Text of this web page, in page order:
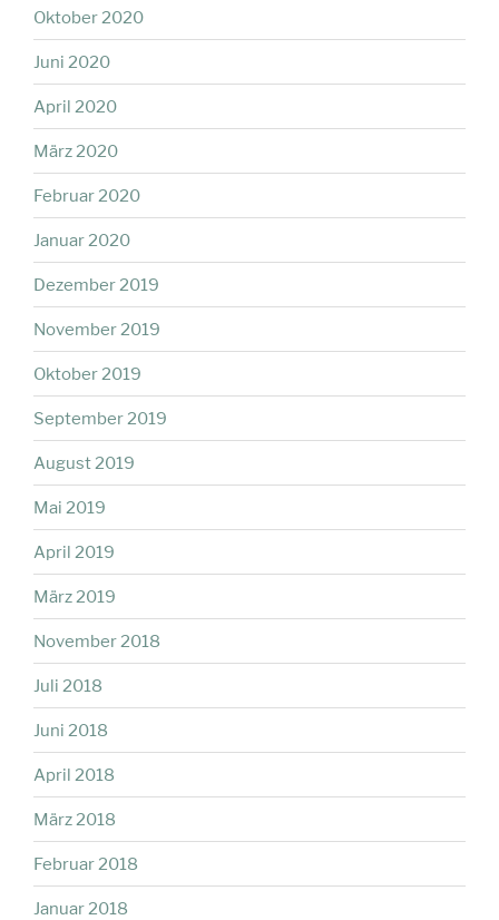
Oktober 2020
Juni 2020
April 2020
März 2020
Februar 2020
Januar 2020
Dezember 2019
November 2019
Oktober 2019
September 2019
August 2019
Mai 2019
April 2019
März 2019
November 2018
Juli 2018
Juni 2018
April 2018
März 2018
Februar 2018
Januar 2018